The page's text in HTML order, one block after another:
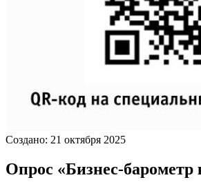
Создано: 21 октября 2025
Опрос «Бизнес-барометр